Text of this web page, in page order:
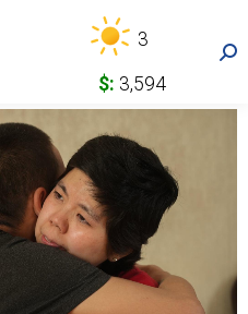
3
$: 3,594